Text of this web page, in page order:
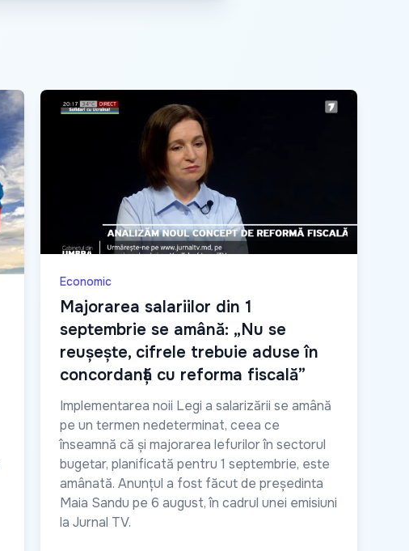
Economic
Majorarea salariilor din 1
septembrie se amână: „Nu se
reușește, cifrele trebuie aduse în
concordanță cu reforma fiscală”
Implementarea noii Legi a salarizării se amână
pe un termen nedeterminat, ceea ce
înseamnă că și majorarea lefurilor în sectorul
bugetar, planificată pentru 1 septembrie, este
amânată. Anunțul a fost făcut de președinta
Maia Sandu pe 6 august, în cadrul unei emisiuni
la Jurnal TV.